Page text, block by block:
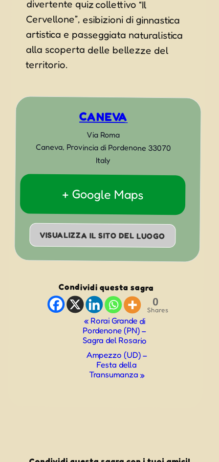
territorio.
CANEVA
Via Roma
Caneva, Provincia di Pordenone 33070
Italy
+ Google Maps
VISUALIZZA IL SITO DEL LUOGO
Condividi questa sagra
0
Shares
«Rorai Grande di
Pordenone (PN) –
Sagra del Rosario
Ampezzo (UD) –
Festa della
Transumanza »